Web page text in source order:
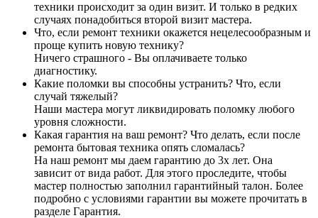
техники происходит за один визит. И только в редких
случаях понадобиться второй визит мастера.
Что, если ремонт техники окажется нецелесообразным и
проще купить новую технику?
Ничего страшного - Вы оплачиваете только
диагностику.
Какие поломки вы способны устранить? Что, если
случай тяжелый?
Наши мастера могут ликвидировать поломку любого
уровня сложности.
Какая гарантия на ваш ремонт? Что делать, если после
ремонта бытовая техника опять сломалась?
На наш ремонт мы даем гарантию до 3х лет. Она
зависит от вида работ. Для этого проследите, чтобы
мастер полностью заполнил гарантийный талон. Более
подробно с условиями гарантии вы можете прочитать в
разделе Гарантия.